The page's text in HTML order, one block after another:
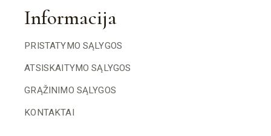
Informacija
PRISTATYMO SĄLYGOS
ATSISKAITYMO SĄLYGOS
GRĄŽINIMO SĄLYGOS
KONTAKTAI